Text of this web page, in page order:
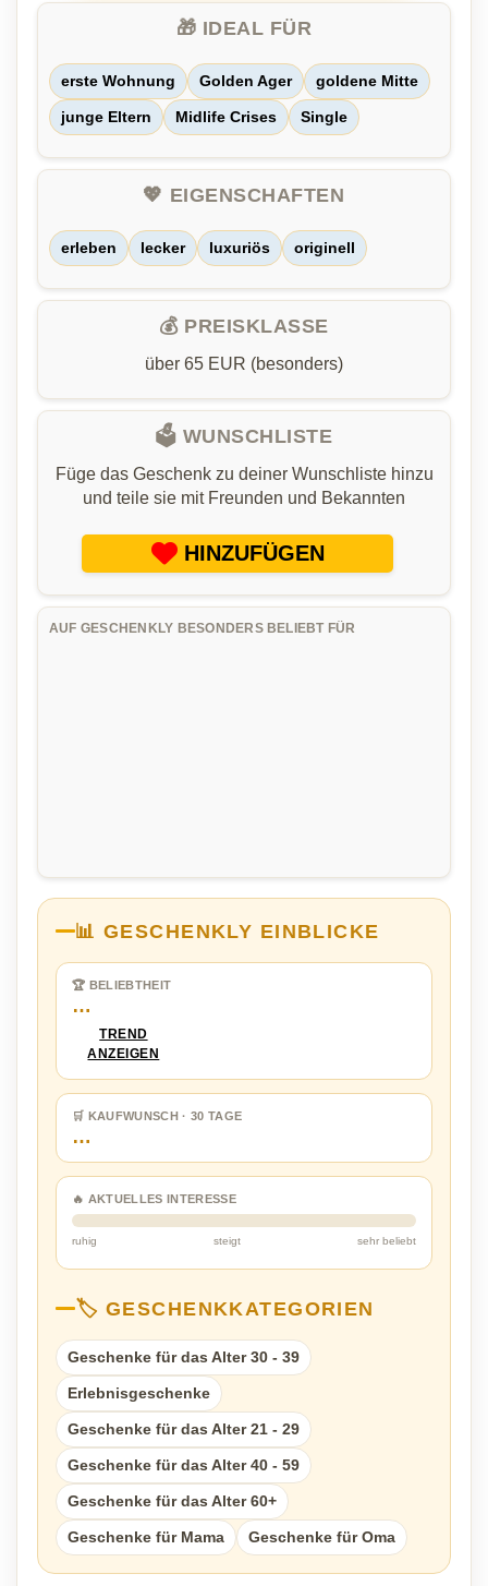
🎁 IDEAL FÜR
erste Wohnung Golden Ager goldene Mitte
junge Eltern Midlife Crises Single
💖 EIGENSCHAFTEN
erleben lecker luxuriös originell
💰 PREISKLASSE
über 65 EUR (besonders)
🗳️ WUNSCHLISTE
Füge das Geschenk zu deiner Wunschliste hinzu
und teile sie mit Freunden und Bekannten
HINZUFÜGEN
AUF GESCHENKLY BESONDERS BELIEBT FÜR
📊 GESCHENKLY EINBLICKE
🏆 BELIEBTHEIT
…
TREND
ANZEIGEN
🛒 KAUFWUNSCH · 30 TAGE
…
🔥 AKTUELLES INTERESSE
ruhig steigt sehr beliebt
🏷️ GESCHENKKATEGORIEN
Geschenke für das Alter 30 - 39
Erlebnisgeschenke
Geschenke für das Alter 21 - 29
Geschenke für das Alter 40 - 59
Geschenke für das Alter 60+
Geschenke für Mama Geschenke für Oma